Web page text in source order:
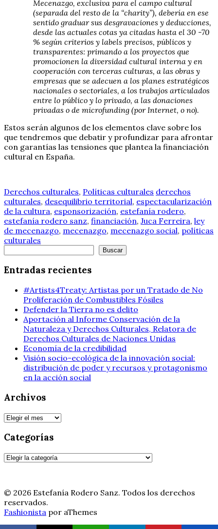
Mecenazgo, exclusiva para el campo cultural
(separada del resto de la “charity”), debería en ese
sentido graduar sus desgravaciones y deducciones,
desde las actuales cotas ya citadas hasta el 30 -70
% según criterios y labels precisos, públicos y
transparentes: primando a los proyectos que
promocionen la diversidad cultural interna y en
cooperación con terceras culturas, a las obras y
empresas que se adecuen a los planes estratégicos
nacionales o sectoriales, a los trabajos articulados
entre lo público y lo privado, a las donaciones
privadas o de microfunding (por Internet, o no).
Estos serán algunos de los elementos clave sobre los
que tendremos que debatir y profundizar para afrontar
con garantías las tensiones que plantea la financiación
cultural en España.
Derechos culturales, Políticas culturales derechos
culturales, desequilibrio territorial, espectacularización
de la cultura, esponsorización, estefanía rodero,
estefanía rodero sanz, financiación, Juca Ferreira, ley
de mecenazgo, mecenazgo, mecenazgo social, políticas
culturales
Buscar
Entradas recientes
#Artists4Treaty: Artistas por un Tratado de No
Proliferación de Combustibles Fósiles
Defender la Tierra no es delito
Aportación al Informe Conservación de la
Naturaleza y Derechos Culturales, Relatora de
Derechos Culturales de Naciones Unidas
Economía de la credibilidad
Visión socio-ecológica de la innovación social:
distribución de poder y recursos y protagonismo
en la acción social
Archivos
Archivos
Categorías
Categorías
© 2026 Estefanía Rodero Sanz. Todos los derechos
reservados.
Fashionista por aThemes